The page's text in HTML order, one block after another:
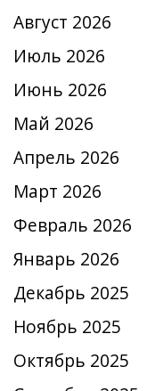
Август 2026
Июль 2026
Июнь 2026
Май 2026
Апрель 2026
Март 2026
Февраль 2026
Январь 2026
Декабрь 2025
Ноябрь 2025
Октябрь 2025